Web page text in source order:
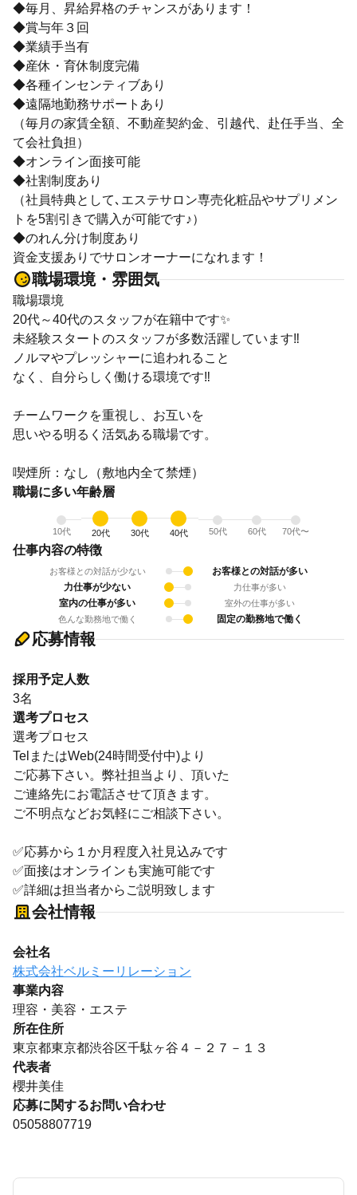
◆毎月、昇給昇格のチャンスがあります！
◆賞与年３回
◆業績手当有
◆産休・育休制度完備
◆各種インセンティブあり
◆遠隔地勤務サポートあり
（毎月の家賃全額、不動産契約金、引越代、赴任手当、全
て会社負担）
◆オンライン面接可能
◆社割制度あり
（社員特典として､エステサロン専売化粧品やサプリメン
トを5割引きで購入が可能です♪）
◆のれん分け制度あり
資金支援ありでサロンオーナーになれます！
職場環境・雰囲気
職場環境
20代～40代のスタッフが在籍中です✨
未経験スタートのスタッフが多数活躍しています‼
ノルマやプレッシャーに追われること
なく、自分らしく働ける環境です‼
チームワークを重視し、お互いを
思いやる明るく活気ある職場です。
喫煙所：なし（敷地内全て禁煙）
職場に多い年齢層
10代 20代 30代 40代 50代 60代 70代〜
仕事内容の特徴
お客様との対話が少ない
お客様との対話が多い
力仕事が少ない
力仕事が多い
室内の仕事が多い
室外の仕事が多い
色んな勤務地で働く
固定の勤務地で働く
応募情報
採用予定人数
3名
選考プロセス
選考プロセス
TelまたはWeb(24時間受付中)より
ご応募下さい。弊社担当より、頂いた
ご連絡先にお電話させて頂きます。
ご不明点などお気軽にご相談下さい。
✅応募から１か月程度入社見込みです
✅面接はオンラインも実施可能です
✅詳細は担当者からご説明致します
会社情報
会社名
株式会社ベルミーリレーション
事業内容
理容・美容・エステ
所在住所
東京都東京都渋谷区千駄ヶ谷４－２７－１３
代表者
櫻井美佳
応募に関するお問い合わせ
05058807719